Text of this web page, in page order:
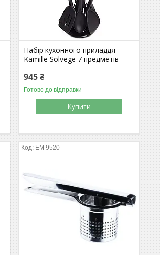
Набір кухонного приладдя
Kamille Solvege 7 предметів
945 ₴
Готово до відправки
Купити
ЕМ 9520